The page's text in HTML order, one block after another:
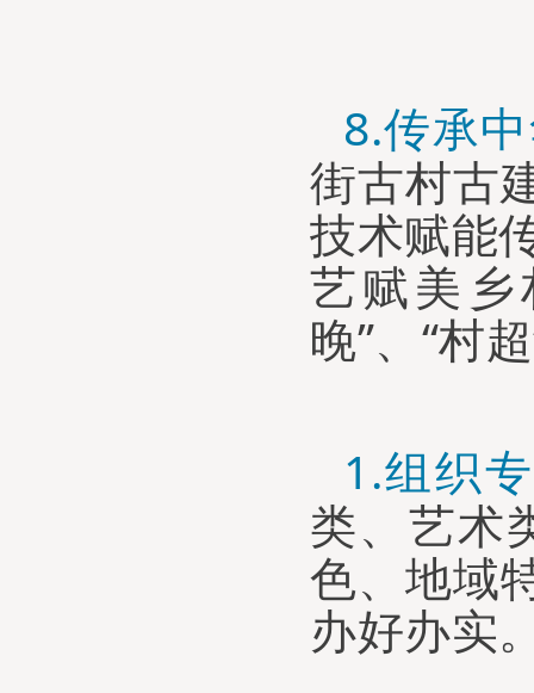
8.传承
街古村古
技术赋能
艺赋美
晚”、“村
1.组织
类、艺术
色、地域
办好办实